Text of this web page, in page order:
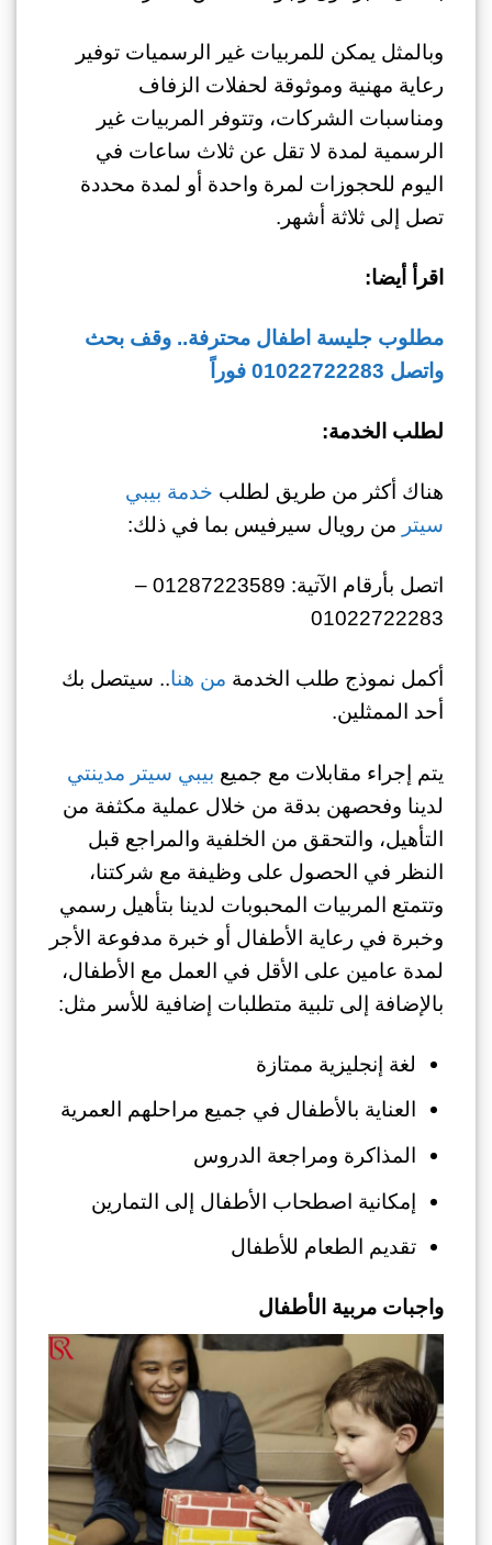
وبالمثل يمكن للمربيات غير الرسميات توفير
رعاية مهنية وموثوقة لحفلات الزفاف
ومناسبات الشركات، وتتوفر المربيات غير
الرسمية لمدة لا تقل عن ثلاث ساعات في
اليوم للحجوزات لمرة واحدة أو لمدة محددة
تصل إلى ثلاثة أشهر.
اقرأ أيضا:
مطلوب جليسة اطفال محترفة.. وقف بحث
واتصل 01022722283 فوراً
لطلب الخدمة:
هناك أكثر من طريق لطلب خدمة بيبي
سيتر من رويال سيرفيس بما في ذلك:
اتصل بأرقام الآتية: 01287223589 –
01022722283
أكمل نموذج طلب الخدمة من هنا.. سيتصل بك
أحد الممثلين.
يتم إجراء مقابلات مع جميع بيبي سيتر مدينتي
لدينا وفحصهن بدقة من خلال عملية مكثفة من
التأهيل، والتحقق من الخلفية والمراجع قبل
النظر في الحصول على وظيفة مع شركتنا،
وتتمتع المربيات المحبوبات لدينا بتأهيل رسمي
وخبرة في رعاية الأطفال أو خبرة مدفوعة الأجر
لمدة عامين على الأقل في العمل مع الأطفال،
بالإضافة إلى تلبية متطلبات إضافية للأسر مثل:
لغة إنجليزية ممتازة
العناية بالأطفال في جميع مراحلهم العمرية
المذاكرة ومراجعة الدروس
إمكانية اصطحاب الأطفال إلى التمارين
تقديم الطعام للأطفال
واجبات مربية الأطفال